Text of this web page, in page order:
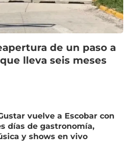
de un paso a
lleva seis meses
vuelve a Escobar con
días de gastronomía,
y shows en vivo